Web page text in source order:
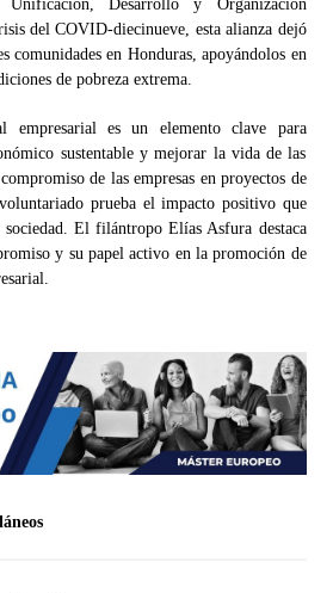
Unificación, Desarrollo y Organización
del COVID-diecinueve, esta alianza dejó
comunidades en Honduras, apoyándolos en
de pobreza extrema.
empresarial es un elemento clave para
sustentable y mejorar la vida de las
de las empresas en proyectos de
prueba el impacto positivo que
El filántropo Elías Asfura destaca
y su papel activo en la promoción de